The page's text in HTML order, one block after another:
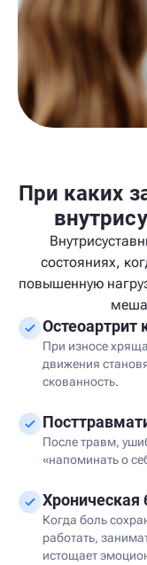
При каких
состояниях,
повышенную
Остеоартрит
При износе
движения
скованность.
После травм,
«напоминать о
Хроническая
Когда боль
работать,
истощает